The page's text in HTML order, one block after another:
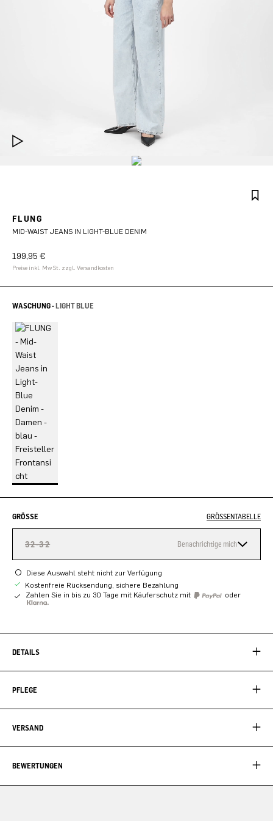
FLUNG
MID-WAIST JEANS IN LIGHT-BLUE DENIM
199,95 €
Preise inkl. MwSt. zzgl. Versandkosten
WASCHUNG -LIGHT BLUE
GRÖSSE GRÖSSENTABELLE
32-32 Benachrichtige mich
Diese Auswahl steht nicht zur Verfügung
Kostenfreie Rücksendung, sichere Bezahlung
Zahlen Sie in bis zu 30 Tage mit Käuferschutz mit
oder
DETAILS
PFLEGE
VERSAND
BEWERTUNGEN